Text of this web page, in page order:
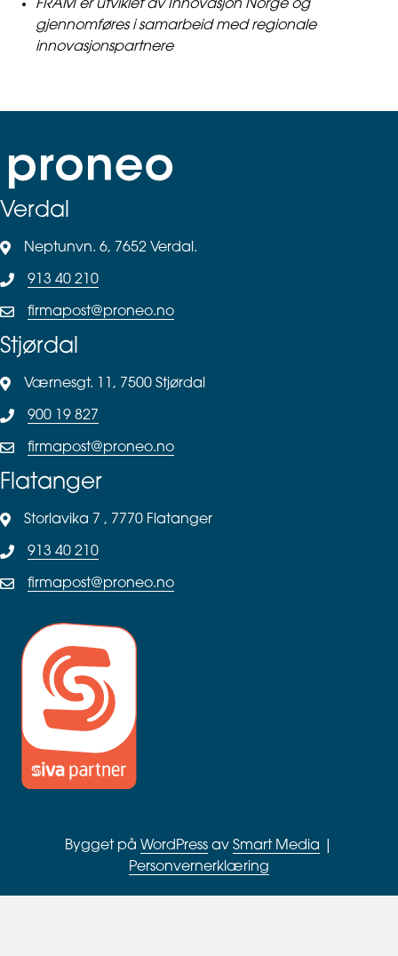
FRAM er utviklet av Innovasjon Norge og
gjennomføres i samarbeid med regionale
innovasjonspartnere
Verdal
Neptunvn. 6, 7652 Verdal.
913 40 210
firmapost@proneo.no
Stjørdal
Værnesgt. 11, 7500 Stjørdal
900 19 827
firmapost@proneo.no
Flatanger
Storlavika 7 , 7770 Flatanger
913 40 210
firmapost@proneo.no
Bygget på WordPress av Smart Media
Personvernerklæring